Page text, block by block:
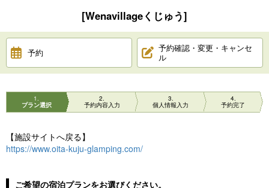
[Wenavillageくじゅう]
予約
予約確認・変更・キャンセ
ル
1
プラン選択
2
予約内容入力
3
個人情報入力
4
予約完了
【施設サイトへ戻る】
https://www.oita-kuju-glamping.com/
ご希望の宿泊プランをお選びください。